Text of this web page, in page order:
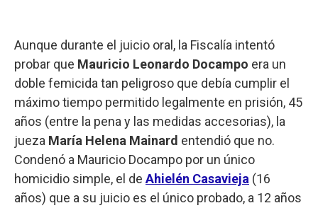
Aunque durante el juicio oral, la Fiscalía intentó
probar que Mauricio Leonardo Docampo era un
doble femicida tan peligroso que debía cumplir el
máximo tiempo permitido legalmente en prisión, 45
años (entre la pena y las medidas accesorias), la
jueza María Helena Mainard entendió que no.
Condenó a Mauricio Docampo por un único
homicidio simple, el de Ahielén Casavieja (16
años) que a su juicio es el único probado, a 12 años